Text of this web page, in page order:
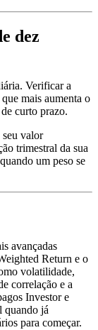
dez
Verificar a
mais aumenta o
curto prazo.
valor
trimestral da sua
um peso se
avançadas
Return e o
volatilidade,
correlação e a
Investor e
quando já
para começar.